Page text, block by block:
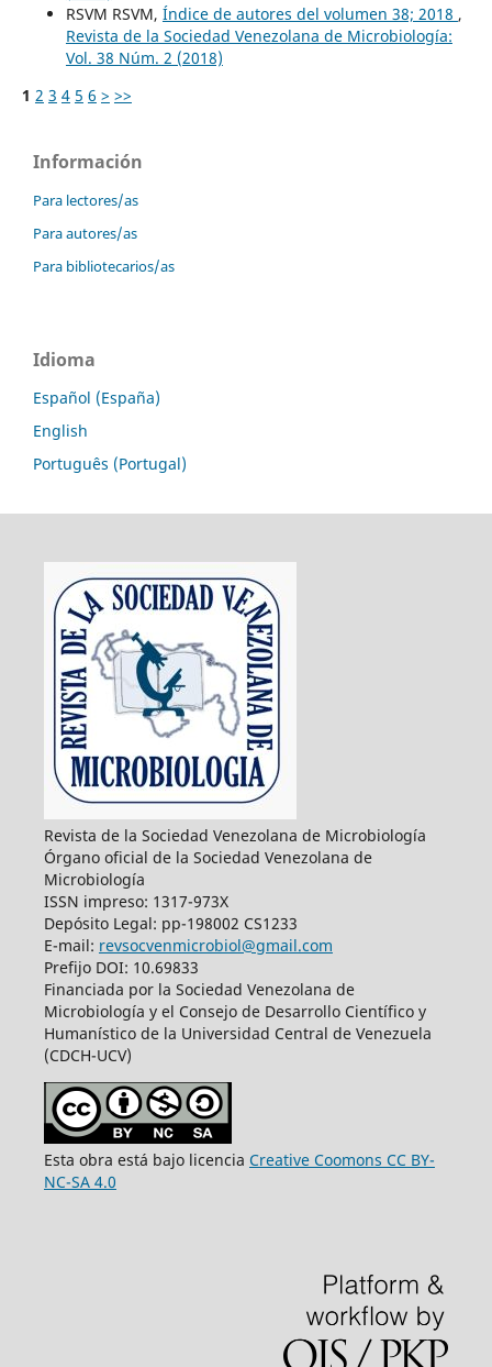
RSVM RSVM, Índice de autores del volumen 38; 2018 ,
Revista de la Sociedad Venezolana de Microbiología:
Vol. 38 Núm. 2 (2018)
1 2 3 4 5 6 > >>
Información
Para lectores/as
Para autores/as
Para bibliotecarios/as
Idioma
Español (España)
English
Português (Portugal)
Revista de la Sociedad Venezolana de Microbiología
Órgano oficial de la Sociedad Venezolana de
Microbiología
ISSN impreso: 1317-973X
Depósito Legal: pp-198002 CS1233
E-mail: revsocvenmicrobiol@gmail.com
Prefijo DOI: 10.69833
Financiada por la Sociedad Venezolana de
Microbiología y el Consejo de Desarrollo Científico y
Humanístico de la Universidad Central de Venezuela
(CDCH-UCV)
Esta obra está bajo licencia Creative Coomons CC BY-
NC-SA 4.0